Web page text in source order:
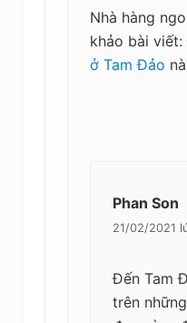
Nhà hàng
khảo bài viết:
ở Tam Đảo
Phan Son
21/02/2021
Đến Tam
trên